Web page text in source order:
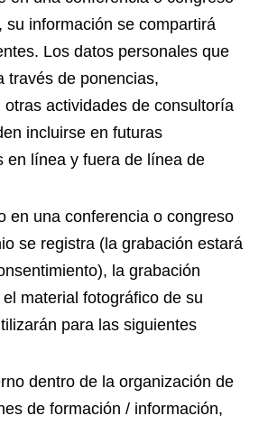
su información se compartirá
Los datos personales que
través de ponencias,
otras actividades de consultoría
incluirse en futuras
en línea y fuera de línea de
en una conferencia o congreso
se registra (la grabación estará
la grabación
material fotográfico de su
para las siguientes
dentro de la organización de
de formación / información,